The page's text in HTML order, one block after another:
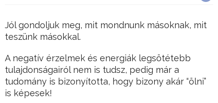
Jól gondoljuk meg, mit mondnunk másoknak, mit
teszünk másokkal.
A negatív érzelmek és energiák legsötétebb
tulajdonságairól nem is tudsz, pedig már a
tudomány is bizonyította, hogy bizony akár “ölni”
is képesek!